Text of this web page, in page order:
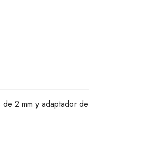
2 mm y adaptador de